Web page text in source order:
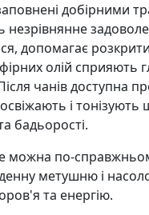
добірними
допомагає
олій сприяють
чанів доступна
і тонізують
бадьорості.
можна по-
метушню і
та енергію.